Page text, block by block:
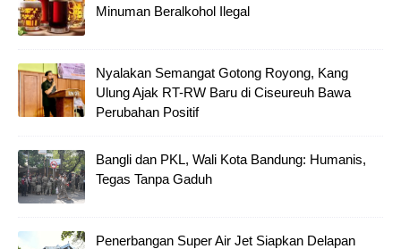
Minuman Beralkohol Ilegal
Nyalakan Semangat Gotong Royong, Kang
Ulung Ajak RT-RW Baru di Ciseureuh Bawa
Perubahan Positif
Bangli dan PKL, Wali Kota Bandung: Humanis,
Tegas Tanpa Gaduh
Penerbangan Super Air Jet Siapkan Delapan